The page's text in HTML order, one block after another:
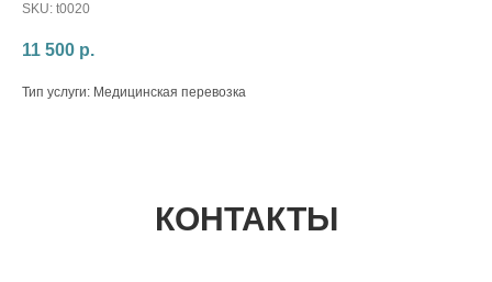
SKU: t0020
11 500 р.
Тип услуги: Медицинская перевозка
КОНТАКТЫ